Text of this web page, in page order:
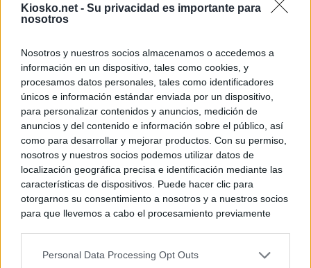
Kiosko.net - Su privacidad es importante para
nosotros
Nosotros y nuestros socios almacenamos o accedemos a
información en un dispositivo, tales como cookies, y
procesamos datos personales, tales como identificadores
únicos e información estándar enviada por un dispositivo,
para personalizar contenidos y anuncios, medición de
anuncios y del contenido e información sobre el público, así
como para desarrollar y mejorar productos. Con su permiso,
nosotros y nuestros socios podemos utilizar datos de
localización geográfica precisa e identificación mediante las
características de dispositivos. Puede hacer clic para
otorgarnos su consentimiento a nosotros y a nuestros socios
para que llevemos a cabo el procesamiento previamente
negar su consentimiento. Tenga en cuenta que algún
Personal Data Processing Opt Outs